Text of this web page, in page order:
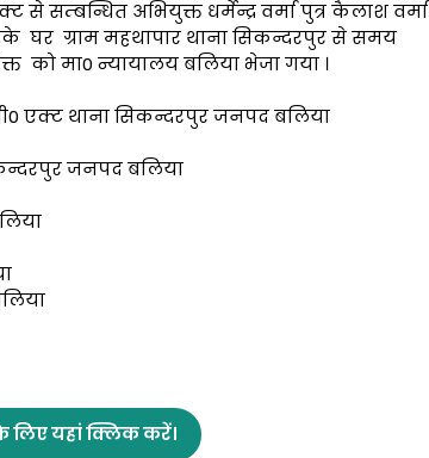
से सम्बन्धित अभियुक्त धर्मेन्द्र वर्मा पुत्र कैलाश वर्मा
घर ग्राम महथापार थाना सिकन्दरपुर से समय
को मा0 न्यायालय बलिया भेजा गया ।
एक्ट थाना सिकन्दरपुर जनपद बलिया
जनपद बलिया
लिए यहां क्लिक करें।